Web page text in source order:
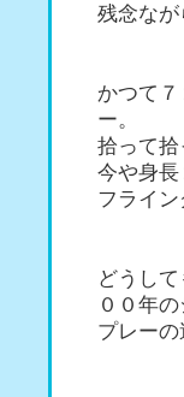
残念な
かつて
ー。
拾って拾
今や身
フライ
どうし
００年
プレーの